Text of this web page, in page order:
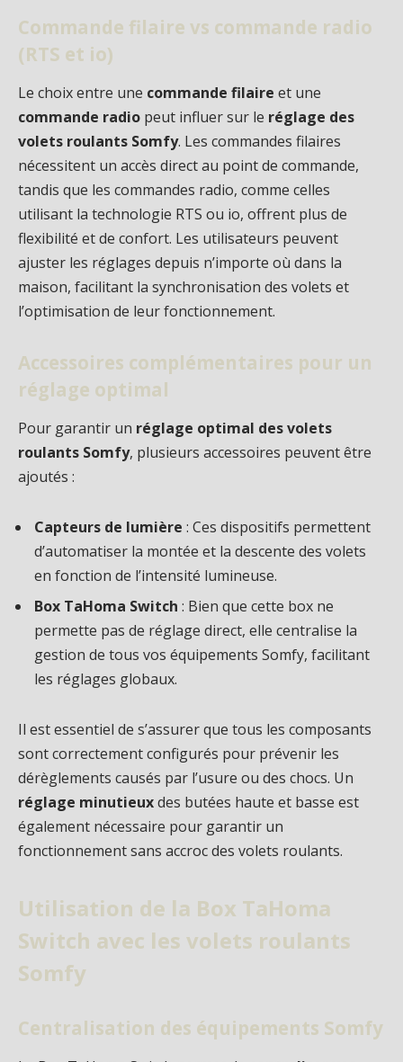
Commande filaire vs commande radio
(RTS et io)
Le choix entre une commande filaire et une
commande radio peut influer sur le réglage des
volets roulants Somfy. Les commandes filaires
nécessitent un accès direct au point de commande,
tandis que les commandes radio, comme celles
utilisant la technologie RTS ou io, offrent plus de
flexibilité et de confort. Les utilisateurs peuvent
ajuster les réglages depuis n’importe où dans la
maison, facilitant la synchronisation des volets et
l’optimisation de leur fonctionnement.
Accessoires complémentaires pour un
réglage optimal
Pour garantir un réglage optimal des volets
roulants Somfy, plusieurs accessoires peuvent être
ajoutés :
Capteurs de lumière : Ces dispositifs permettent
d’automatiser la montée et la descente des volets
en fonction de l’intensité lumineuse.
Box TaHoma Switch : Bien que cette box ne
permette pas de réglage direct, elle centralise la
gestion de tous vos équipements Somfy, facilitant
les réglages globaux.
Il est essentiel de s’assurer que tous les composants
sont correctement configurés pour prévenir les
dérèglements causés par l’usure ou des chocs. Un
réglage minutieuxdes butées haute et basse est
également nécessaire pour garantir un
fonctionnement sans accroc des volets roulants.
Utilisation de la Box TaHoma
Switch avec les volets roulants
Somfy
Centralisation des équipements Somfy